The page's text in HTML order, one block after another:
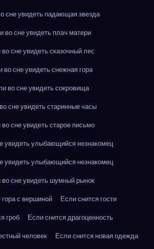
сне увидеть падающая звезда
во сне увидеть плач матери
сне увидеть сказочный лес
во сне увидеть снежная гора
во сне увидеть сокровища
сне увидеть старинные часы
сне увидеть старое письмо
увидеть улыбающийся незнакомец
увидеть улыбающийся незнакомец
сне увидеть шумный рынок
с вершиной
Если снится гости
гроб
Если снится драгоценность
человек
Если снится новая одежда